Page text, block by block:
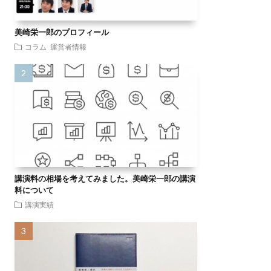
美崎栄一郎のプロフィール
コラム 運営者情報
講演料の相場を考えてみました。美崎栄一郎の講演
料について
講演実績